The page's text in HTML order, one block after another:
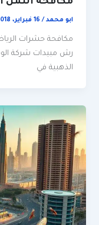
ابو محمد/ 16 فبراير، 2018
مكافحة حشرات
رش مبيدات شركة
الذهبية في